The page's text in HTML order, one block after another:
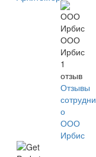
ООО
Ирбис
1
отзыв
Отзывы
о
ООО
Ирбис